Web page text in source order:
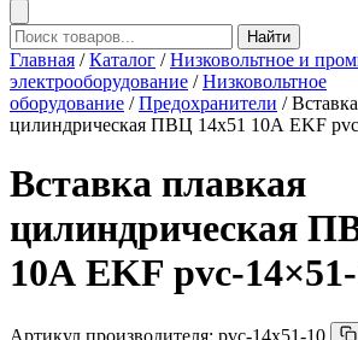
Найти
Главная /Каталог /Низковольтное и
электрооборудование /Низковольтное
оборудование /Предохранители /
цилиндрическая ПВЦ 14х51 10А EKF
Вставка плавкая
цилиндрическая
10А EKF pvc-
Артикул производителя: pvc-14x51-10